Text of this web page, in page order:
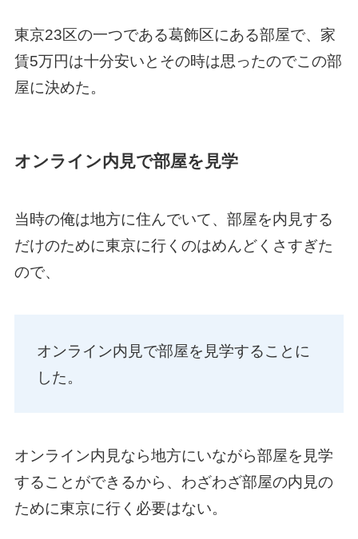
東京23区の一つである葛飾区にある部屋で、家
賃5万円は十分安いとその時は思ったのでこの部
屋に決めた。
オンライン内見で部屋を見学
当時の俺は地方に住んでいて、部屋を内見する
だけのために東京に行くのはめんどくさすぎた
ので、
オンライン内見で部屋を見学することに
した。
オンライン内見なら地方にいながら部屋を見学
することができるから、わざわざ部屋の内見の
ために東京に行く必要はない。